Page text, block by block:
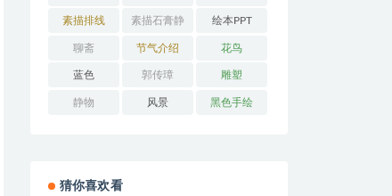
素描排线 素描石膏静
物
绘本PPT
聊斋 节气介绍 花鸟
蓝色 郭传璋 雕塑
静物 风景 黑色手绘
猜你喜欢看